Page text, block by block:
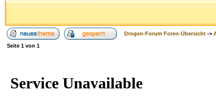
Drogen-Forum Foren-Übersicht ->
Seite 1 von 1